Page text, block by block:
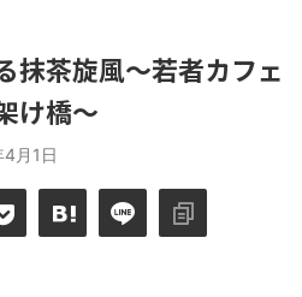
抹茶旋風～若者カフェ
け橋～
月1日